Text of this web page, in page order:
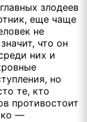
злодеев
еще чаще
не
что он
них и
но
те, кто
противостоит
—